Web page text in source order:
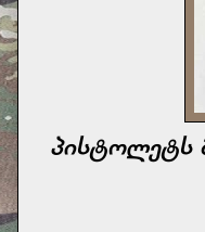
პისტოლეტს